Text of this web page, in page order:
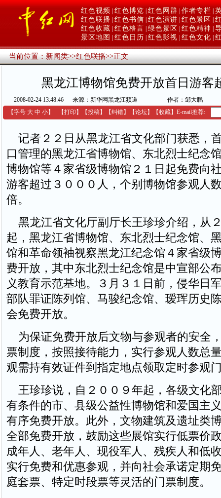
红色视频 红色博览 红色网群 作者专栏
红色联播 红色书信 红色演讲 红色景区
红色收藏 红色格言 绿色景区 红色精神
景区地图
红色日历 红色影视 红色文化
当前位置：新闻类>>红色联播>>正文
黑龙江博物馆免费开放首日游客
2008-02-24 13:48:46 来源：新华网黑龙江频道
作者：邹大鹏
【字号 大 中 小】 【打印 】 【投稿】 【纠错】 【论坛】 【收藏】 E-mail推荐:
记者２２日从黑龙江省文化部门获悉，
口管理的黑龙江省博物馆、东北烈士纪念
博物馆等４家省级博物馆２１日起免费向
游客超过３０００人，个别博物馆参观人
倍。
黑龙江省文化厅副厅长王珍珍介绍，从
起，黑龙江省博物馆、东北烈士纪念馆、
馆和革命领袖视察黑龙江纪念馆４家省级
费开放，其中东北烈士纪念馆是中宣部公
义教育示范基地。３月３１日前，侵华日
部队罪证陈列馆、马骏纪念馆、瑷珲历史
会免费开放。
为保证免费开放后文物与参观者的安全
票制度，按照接待能力，实行参观人数总
观需持有效证件到指定地点领取定时参观
王珍珍说，自２００９年起，各级文化
有条件的市、县级公益性博物馆和爱国主
有序免费开放。此外，文物建筑及遗址类
全部免费开放，鼓励这些展馆实行低票价
成年人、老年人、现役军人、残疾人和低
实行免费和优惠参观，并向社会承诺定期
庭套票、特定时段票等灵活的门票制度。